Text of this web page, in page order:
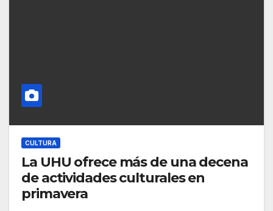
CULTURA
La UHU ofrece más de una decena
de actividades culturales en
primavera